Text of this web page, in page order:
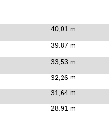
40,01 m
39,87 m
33,53 m
32,26 m
31,64 m
28,91 m